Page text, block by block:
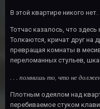
В этой квартире никого нет.
Тотчас казалось, что
Толкаются, кричат друг на
превращая комнаты в
переломанных стульев,
. . . помнишь то, что не
Плотным одеялом над
перебиваемое стуком